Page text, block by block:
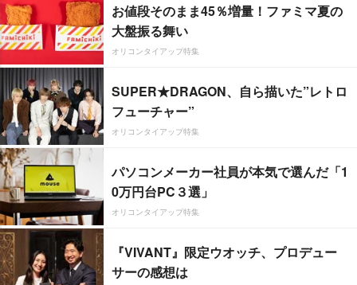
お値段そのまま45％増量！ファミマ夏の
大盤振る舞い
オリコンタイアップ特集
SUPER★DRAGON、自ら描いた”レトロ
フューチャー”
オリコンタイアップ特集
パソコンメーカー社員が本気で選んだ「1
0万円台PC３選」
オリコンタイアップ特集
『VIVANT』限定ウオッチ、プロデュー
サーの感想は